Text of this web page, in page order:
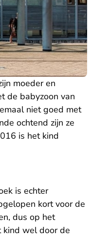
moeder en
de babyzoon van
niet goed met
ochtend zijn ze
is het kind
is echter
kort voor de
dus op het
kind wel door de